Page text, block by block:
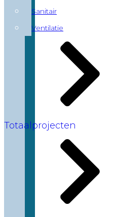
Sanitair
Ventilatie
Totaalprojecten